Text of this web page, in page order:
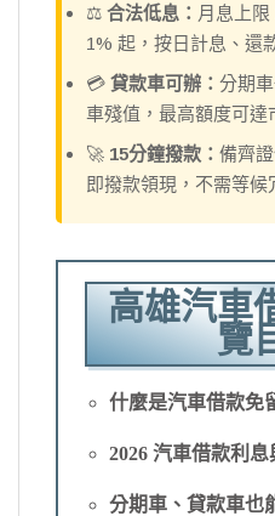
⚖️ 合法低息： 月息上
1% 起，按日計息、還
💳 貸款車可辦： 分期
車殘值，最高額度可達
🚀 15分鐘撥款： 備齊
即撥款領現，不需等候
高雄汽車
覽
什麼是汽車借款免
2026 汽車借款利
分期車、貸款車也